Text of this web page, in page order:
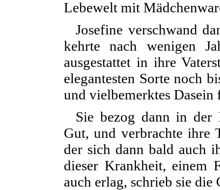
Lebewelt mit
Josefine verschwand
kehrte nach wenigen
ausgestattet in ihre
elegantesten Sorte noch
und vielbemerktes Dasein
Sie bezog dann in
Gut, und verbrachte ihre
der sich dann bald auch
dieser Krankheit, einem
auch erlag, schrieb sie die